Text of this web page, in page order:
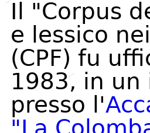
Il "Corpus
e lessico
(CPF) fu
1983, in un
presso l'